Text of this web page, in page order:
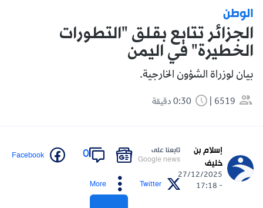
الوطن
الجزائر تتابع بقلق "التطورات
الخطيرة" في اليمن
بيان لوزراة الشؤون الخارجية.
6519
إسلام بن
خليف
27/12/2025
- 17:18
تابعنا على
Google news
0
Facebook
Twitter
More